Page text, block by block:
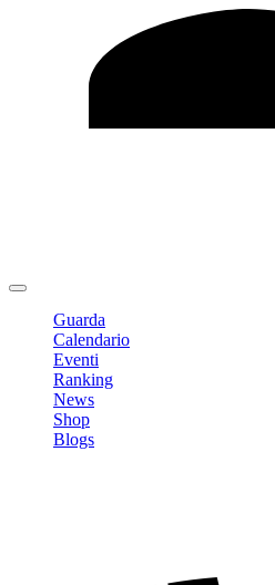
Guarda
Calendario
Eventi
Ranking
News
Shop
Blogs